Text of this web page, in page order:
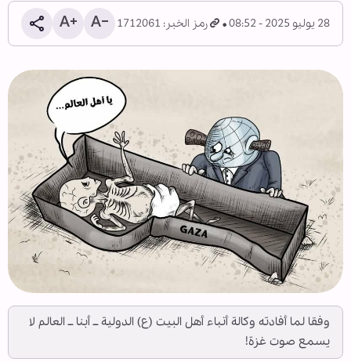
28 يوليو 2025 - 08:52 رمز الخبر: 1712061
وفقا لما أفادته وكالة أنباء أهل البيت (ع) الدولية ــ أبنا ــ العالم لا
يسمع صوت غزة!